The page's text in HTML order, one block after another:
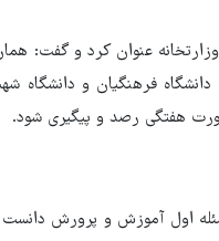
عنوان کرد و گفت:
فرهنگیان و دانشگاه
هفتگی رصد و پیگیری شود.
اول آموزش و پرورش